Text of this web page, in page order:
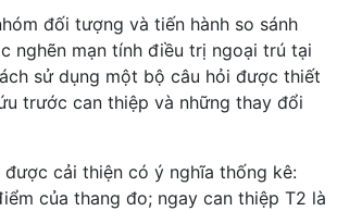
đối tượng và tiến hành so sánh
nghẽn mạn tính điều trị ngoại trú tại
sử dụng một bộ câu hỏi được thiết
trước can thiệp và những thay đổi
cải thiện có ý nghĩa thống kê:
của thang đo; ngay can thiệp T2 là